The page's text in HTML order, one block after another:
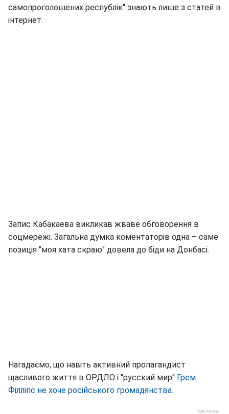
самопроголошених республік" знають лише з статей в
інтернет.
Запис Кабакаева викликав жваве обговорення в
соцмережі. Загальна думка коментаторів одна – саме
позиція "моя хата скраю" довела до біди на Донбасі.
Нагадаємо, що навіть активний пропагандист
щасливого життя в ОРДЛО і "русский мир" Грем
Філліпс не хоче російського громадянства.